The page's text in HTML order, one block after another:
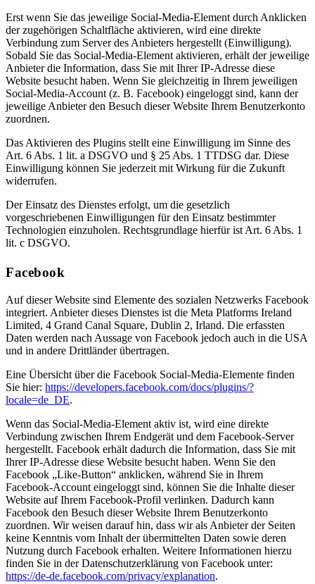
Erst wenn Sie das jeweilige Social-Media-Element durch Anklicken
der zugehörigen Schaltfläche aktivieren, wird eine direkte
Verbindung zum Server des Anbieters hergestellt (Einwilligung).
Sobald Sie das Social-Media-Element aktivieren, erhält der jeweilige
Anbieter die Information, dass Sie mit Ihrer IP-Adresse diese
Website besucht haben. Wenn Sie gleichzeitig in Ihrem jeweiligen
Social-Media-Account (z. B. Facebook) eingeloggt sind, kann der
jeweilige Anbieter den Besuch dieser Website Ihrem Benutzerkonto
zuordnen.
Das Aktivieren des Plugins stellt eine Einwilligung im Sinne des
Art. 6 Abs. 1 lit. a DSGVO und § 25 Abs. 1 TTDSG dar. Diese
Einwilligung können Sie jederzeit mit Wirkung für die Zukunft
widerrufen.
Der Einsatz des Dienstes erfolgt, um die gesetzlich
vorgeschriebenen Einwilligungen für den Einsatz bestimmter
Technologien einzuholen. Rechtsgrundlage hierfür ist Art. 6 Abs. 1
lit. c DSGVO.
Facebook
Auf dieser Website sind Elemente des sozialen Netzwerks Facebook
integriert. Anbieter dieses Dienstes ist die Meta Platforms Ireland
Limited, 4 Grand Canal Square, Dublin 2, Irland. Die erfassten
Daten werden nach Aussage von Facebook jedoch auch in die USA
und in andere Drittländer übertragen.
Eine Übersicht über die Facebook Social-Media-Elemente finden
Sie hier: https://developers.facebook.com/docs/plugins/?
locale=de_DE.
Wenn das Social-Media-Element aktiv ist, wird eine direkte
Verbindung zwischen Ihrem Endgerät und dem Facebook-Server
hergestellt. Facebook erhält dadurch die Information, dass Sie mit
Ihrer IP-Adresse diese Website besucht haben. Wenn Sie den
Facebook „Like-Button“ anklicken, während Sie in Ihrem
Facebook-Account eingeloggt sind, können Sie die Inhalte dieser
Website auf Ihrem Facebook-Profil verlinken. Dadurch kann
Facebook den Besuch dieser Website Ihrem Benutzerkonto
zuordnen. Wir weisen darauf hin, dass wir als Anbieter der Seiten
keine Kenntnis vom Inhalt der übermittelten Daten sowie deren
Nutzung durch Facebook erhalten. Weitere Informationen hierzu
finden Sie in der Datenschutzerklärung von Facebook unter:
https://de-de.facebook.com/privacy/explanation.